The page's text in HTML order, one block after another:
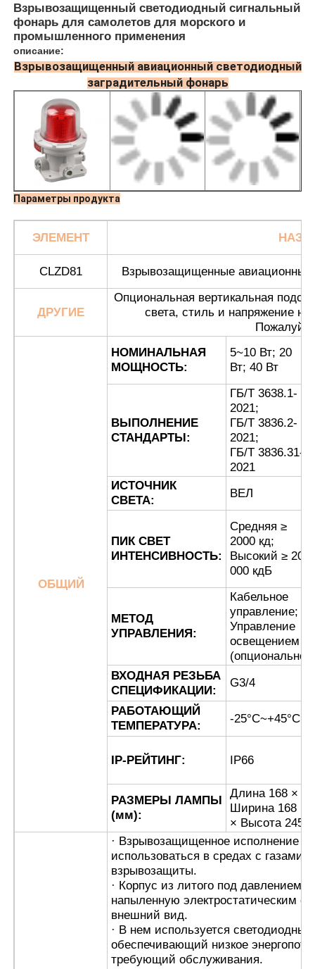
Главная страница
Продукция
О Компании
контроль качества
Отправить запрос
Взрывозащищенное освещение
Взрывозащищенный свет сигнала тревоги
Коробка, защищенная от взрывов
взрывозащищенный переключатель
взрывозащищенные штепсельная вилка и гнездо
Взрывозащищенный светодиодный сигнальный
фонарь для самолетов для морского и
промышленного применения
описание:
Взрывозащищенный авиационный светодиодный
заградительный фонарь
Параметры продукта
ЭЛЕМЕНТ
CLZD81 Взрывозащищенные авиационные
ДРУГИЕ
Опциональная вертикальная
света, стиль и напряжение
ОБЩИЙ
НОМИНАЛЬНАЯ
МОЩНОСТЬ:
5~10 Вт; 20
Вт; 40 Вт
ВЫПОЛНЕНИЕ
СТАНДАРТЫ:
ГБ/Т 3638.1-
2021;
ГБ/Т 3836.2-
2021;
ГБ/Т 3836.31-
2021
ИСТОЧНИК
СВЕТА:
ВЕЛ
ПИК СВЕТ
ИНТЕНСИВНОСТЬ:
Средняя ≥
2000 кд;
Высокий ≥ 20
000 кдБ
МЕТОД
УПРАВЛЕНИЯ:
Кабельное
управление;
Управление
освещением
(опционально)
ВХОДНАЯ РЕЗЬБА
СПЕЦИФИКАЦИИ:
G3/4
РАБОТАЮЩИЙ
ТЕМПЕРАТУРА:
-25°С~+45°С
IP-РЕЙТИНГ: IP66
РАЗМЕРЫ ЛАМПЫ
(мм):
Длина 168 ×
Ширина 168
× Высота 245
· Взрывозащищенное исполнение
использоваться в средах с газами
взрывозащиты.
· Корпус из литого под давлением
напыленную электростатическим
внешний вид.
· В нем используется
обеспечивающий низкое
требующий обслуживания.